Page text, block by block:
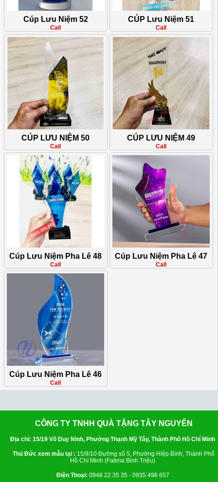
Cúp Lưu Niệm 52
Call
CÚP Lưu Niệm 51
Call
CÚP LƯU NIỆM 50
Call
CÚP LƯU NIỆM 49
Call
Cúp Lưu Niệm Pha Lê 48
Call
Cúp Lưu Niệm Pha Lê 47
Call
Cúp Lưu Niệm Pha Lê 46
Call
CÔNG TY TNHH QUÀ TẶNG TÂY NGUYÊN
Địa chỉ: 15/19 Võ Duy Ninh, Phường Thạnh Mỹ Tây, Thành Phố Hồ Chí Minh
Thủ Đức xem mẫu tại : 15/9/10 Đường số 5, Phường Hiệp Bình, Thành Phố
Hồ Chí Minh (Fatima Bình Triệu)
Điện Thoại: 0948 22 35 35 - 0935 496 657